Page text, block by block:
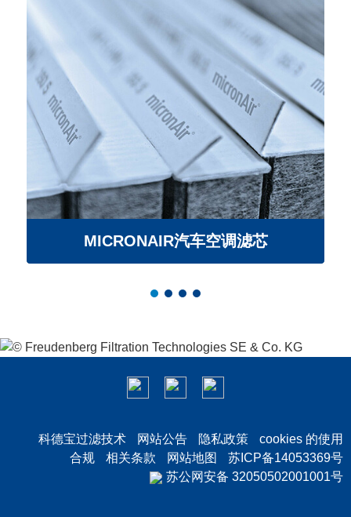
MICRONAIR汽车空调滤芯
科德宝过滤技术 网站公告 隐私政策
cookies 的使用
合规
相关条款 网站地图
苏ICP备14053369号
苏公网安备 32050502001001号